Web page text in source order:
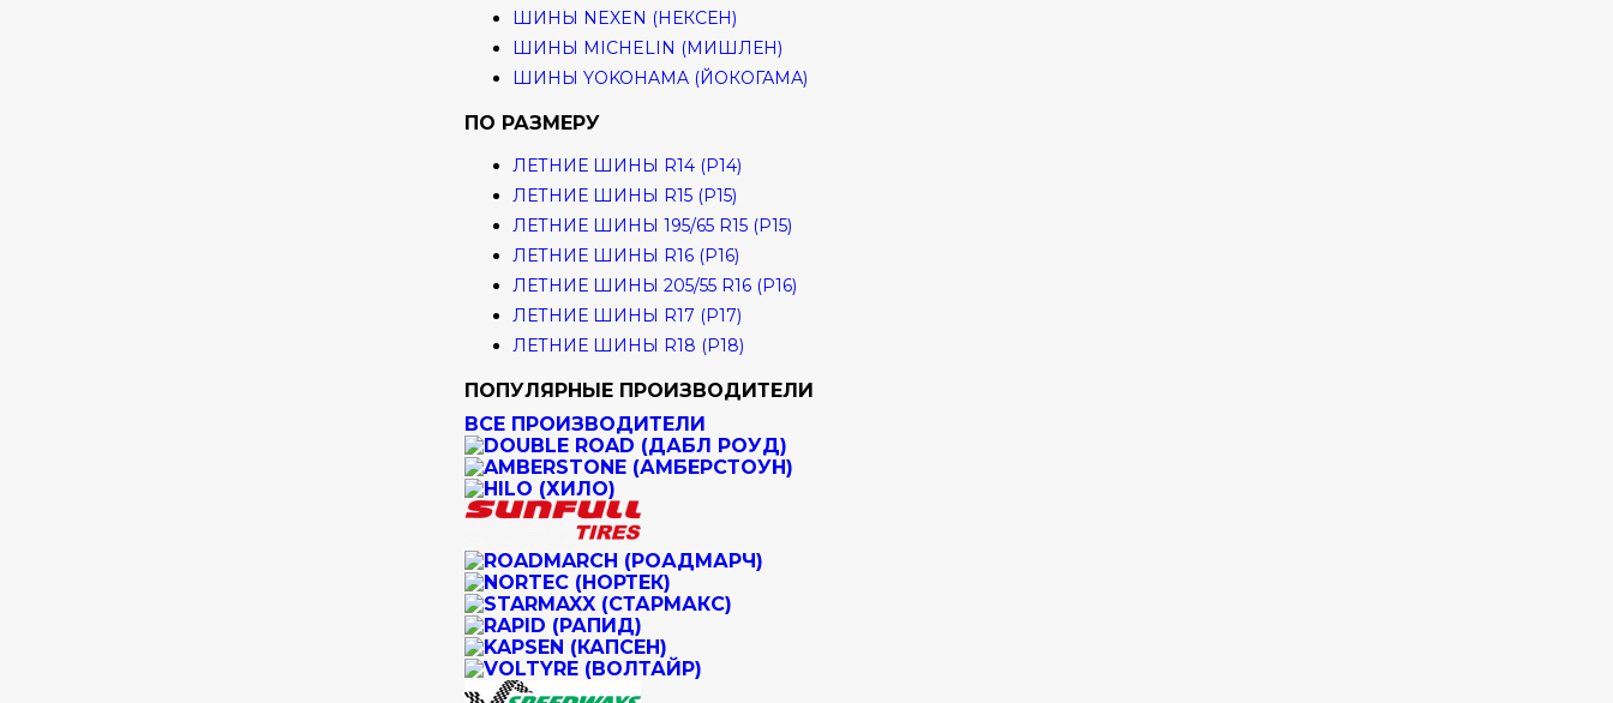
ШИНЫ NEXEN (НЕКСЕН)
ШИНЫ MICHELIN (МИШЛЕН)
ШИНЫ YOKOHAMA (ЙОКОГАМА)
ПО РАЗМЕРУ
ЛЕТНИЕ ШИНЫ R14 (Р14)
ЛЕТНИЕ ШИНЫ R15 (Р15)
ЛЕТНИЕ ШИНЫ 195/65 R15 (Р15)
ЛЕТНИЕ ШИНЫ R16 (Р16)
ЛЕТНИЕ ШИНЫ 205/55 R16 (Р16)
ЛЕТНИЕ ШИНЫ R17 (Р17)
ЛЕТНИЕ ШИНЫ R18 (Р18)
ПОПУЛЯРНЫЕ ПРОИЗВОДИТЕЛИ
ВСЕ ПРОИЗВОДИТЕЛИ